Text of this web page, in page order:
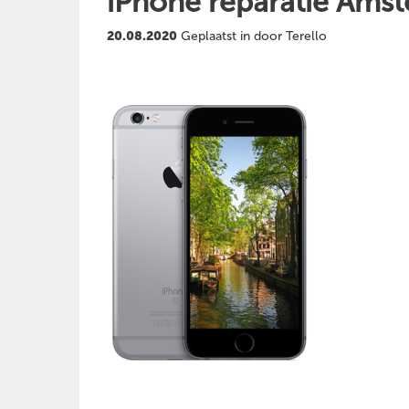
20.08.2020 Geplaatst in door Terello